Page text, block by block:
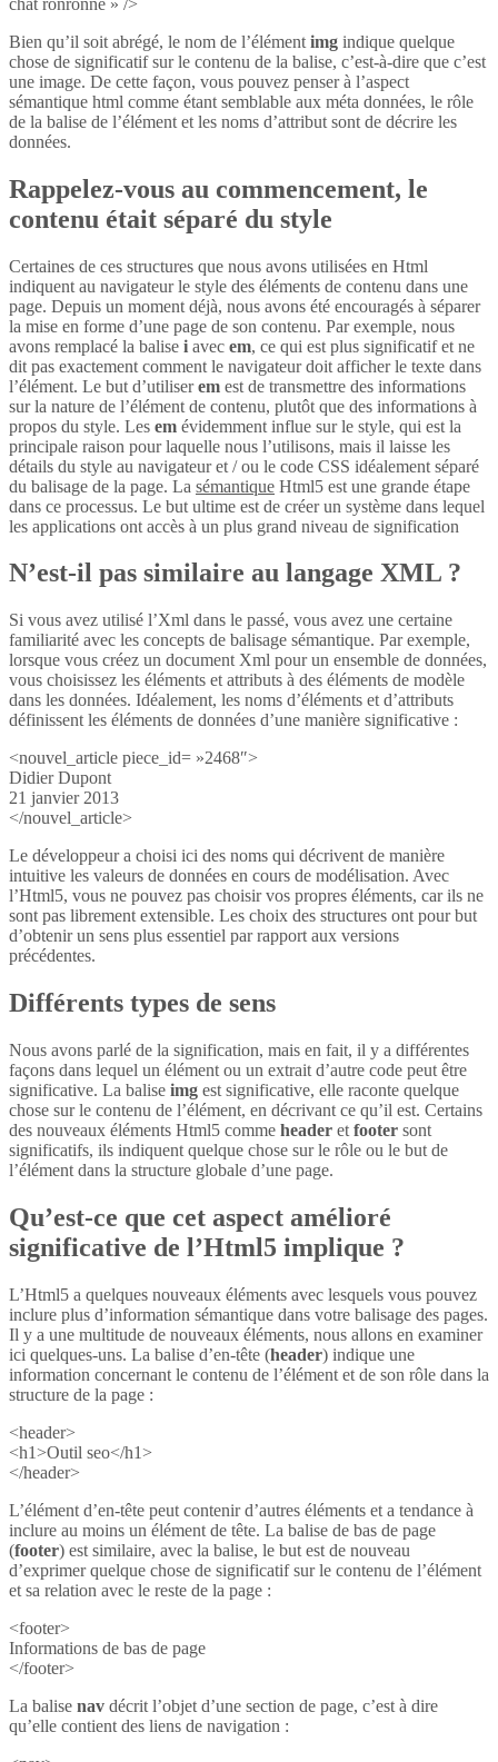
Bien qu’il soit abrégé, le nom de l’élément img indique quelque
chose de significatif sur le contenu de la balise, c’est-à-dire que c’est
une image. De cette façon, vous pouvez penser à l’aspect
sémantique html comme étant semblable aux méta données, le rôle
de la balise de l’élément et les noms d’attribut sont de décrire les
données.
Rappelez-vous au commencement, le
contenu était séparé du style
Certaines de ces structures que nous avons utilisées en Html
indiquent au navigateur le style des éléments de contenu dans une
page. Depuis un moment déjà, nous avons été encouragés à séparer
la mise en forme d’une page de son contenu. Par exemple, nous
avons remplacé la balise i avec em, ce qui est plus significatif et ne
dit pas exactement comment le navigateur doit afficher le texte dans
l’élément. Le but d’utiliserem est de transmettre des informations
sur la nature de l’élément de contenu, plutôt que des informations à
propos du style. Les em évidemment influe sur le style, qui est la
principale raison pour laquelle nous l’utilisons, mais il laisse les
détails du style au navigateur et / ou le code CSS idéalement séparé
du balisage de la page. La sémantique Html5 est une grande étape
dans ce processus. Le but ultime est de créer un système dans lequel
les applications ont accès à un plus grand niveau de signification
N’est-il pas similaire au langage XML ?
Si vous avez utilisé l’Xml dans le passé, vous avez une certaine
familiarité avec les concepts de balisage sémantique. Par exemple,
lorsque vous créez un document Xml pour un ensemble de données,
vous choisissez les éléments et attributs à des éléments de modèle
dans les données. Idéalement, les noms d’éléments et d’attributs
définissent les éléments de données d’une manière significative :
<nouvel_article piece_id= »2468″>
Didier Dupont
21 janvier 2013
</nouvel_article>
Le développeur a choisi ici des noms qui décrivent de manière
intuitive les valeurs de données en cours de modélisation. Avec
l’Html5, vous ne pouvez pas choisir vos propres éléments, car ils ne
sont pas librement extensible. Les choix des structures ont pour but
d’obtenir un sens plus essentiel par rapport aux versions
précédentes.
Différents types de sens
Nous avons parlé de la signification, mais en fait, il y a différentes
façons dans lequel un élément ou un extrait d’autre code peut être
significative. La balise img est significative, elle raconte quelque
chose sur le contenu de l’élément, en décrivant ce qu’il est. Certains
des nouveaux éléments Html5 comme header et footer sont
significatifs, ils indiquent quelque chose sur le rôle ou le but de
l’élément dans la structure globale d’une page.
Qu’est-ce que cet aspect amélioré
significative de l’Html5 implique ?
L’Html5 a quelques nouveaux éléments avec lesquels vous pouvez
inclure plus d’information sémantique dans votre balisage des pages.
Il y a une multitude de nouveaux éléments, nous allons en examiner
ici quelques-uns. La balise d’en-tête (header) indique une
information concernant le contenu de l’élément et de son rôle dans la
structure de la page :
<header>
<h1>Outil seo</h1>
</header>
L’élément d’en-tête peut contenir d’autres éléments et a tendance à
inclure au moins un élément de tête. La balise de bas de page
(footer) est similaire, avec la balise, le but est de nouveau
d’exprimer quelque chose de significatif sur le contenu de l’élément
et sa relation avec le reste de la page :
<footer>
Informations de bas de page
</footer>
La balise nav décrit l’objet d’une section de page, c’est à dire
qu’elle contient des liens de navigation :